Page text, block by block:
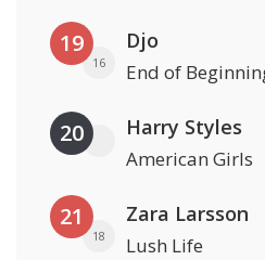
19
16
Djo
End of
20 Harry Styles
American Girls
21
18
Zara Larsson
Lush Life